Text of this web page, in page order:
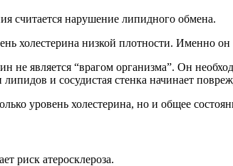
считается нарушение липидного обмена.
холестерина низкой плотности. Именно он
не является “врагом организма”. Он
и сосудистая стенка начинает
уровень холестерина, но и общее
риск атеросклероза.